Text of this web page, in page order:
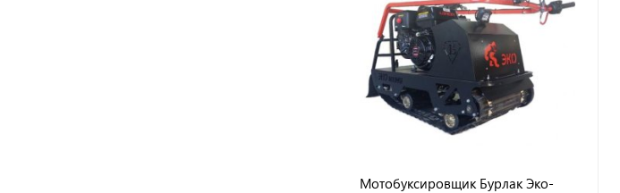
Мотобуксировщик Бурлак Эко-